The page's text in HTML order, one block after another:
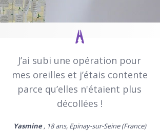
J’ai subi une opération pour
mes oreilles et j’étais contente
parce qu’elles n'étaient plus
décollées !
Yasmine, 18 ans, Epinay-sur-Seine (France)